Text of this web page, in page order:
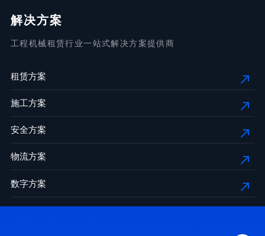
解决方案
工程机械租赁行业一站式解决方案提供商
租赁方案
施工方案
安全方案
物流方案
数字方案